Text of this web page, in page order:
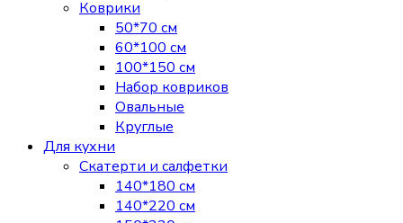
Коврики
50*70 см
60*100 см
100*150 см
Набор ковриков
Овальные
Круглые
Для кухни
Скатерти и салфетки
140*180 см
140*220 см